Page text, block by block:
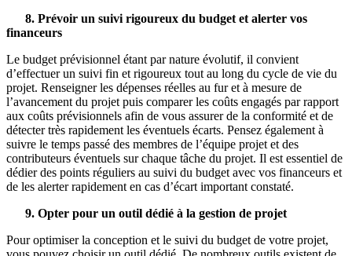
8. Prévoir un suivi rigoureux du budget et alerter vos
financeurs
Le budget prévisionnel étant par nature évolutif, il convient
d’effectuer un suivi fin et rigoureux tout au long du cycle de vie du
projet. Renseigner les dépenses réelles au fur et à mesure de
l’avancement du projet puis comparer les coûts engagés par rapport
aux coûts prévisionnels afin de vous assurer de la conformité et de
détecter très rapidement les éventuels écarts. Pensez également à
suivre le temps passé des membres de l’équipe projet et des
contributeurs éventuels sur chaque tâche du projet. Il est essentiel de
dédier des points réguliers au suivi du budget avec vos financeurs et
de les alerter rapidement en cas d’écart important constaté.
9. Opter pour un outil dédié à la gestion de projet
Pour optimiser la conception et le suivi du budget de votre projet,